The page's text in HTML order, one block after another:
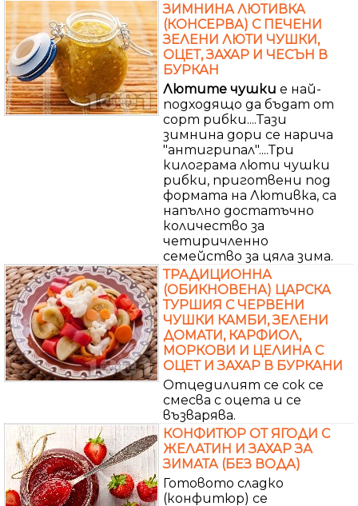
ЗИМНИНА ЛЮТИВКА
(КОНСЕРВА) С ПЕЧЕНИ
ЗЕЛЕНИ ЛЮТИ ЧУШКИ,
ОЦЕТ, ЗАХАР И ЧЕСЪН В
БУРКАН
Лютите чушки е най-
подходящо да бъдат от
сорт рибки....Тази
зимнина дори се нарича
"антигрипал"....Три
килограма люти чушки
рибки, приготвени под
формата на Лютивка, са
напълно достатъчно
количество за
четиричленно
семейство за цяла зима.
ТРАДИЦИОННА
(ОБИКНОВЕНА) ЦАРСКА
ТУРШИЯ С ЧЕРВЕНИ
ЧУШКИ КАМБИ, ЗЕЛЕНИ
ДОМАТИ, КАРФИОЛ,
МОРКОВИ И ЦЕЛИНА С
ОЦЕТ И ЗАХАР В БУРКАНИ
Отцедилият се сок се
смесва с оцета и се
възварява.
КОНФИТЮР ОТ ЯГОДИ С
ЖЕЛАТИН И ЗАХАР ЗА
ЗИМАТА (БЕЗ ВОДА)
Готовото сладко
(конфитюр) се